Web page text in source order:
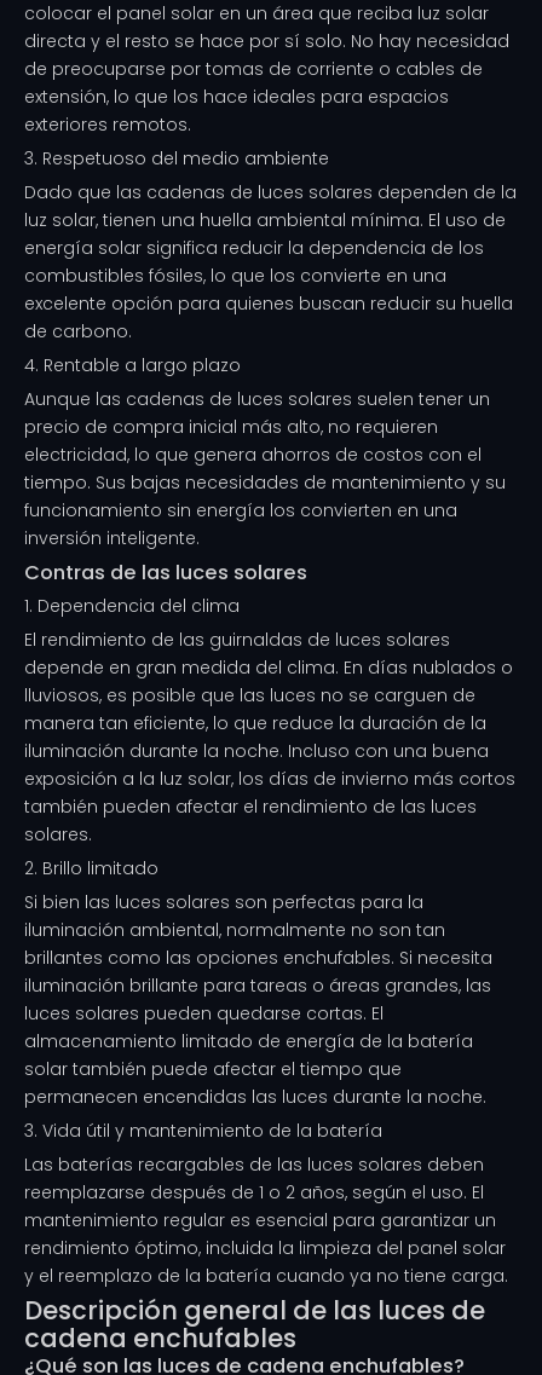
colocar el panel solar en un área que reciba luz solar
directa y el resto se hace por sí solo. No hay necesidad
de preocuparse por tomas de corriente o cables de
extensión, lo que los hace ideales para espacios
exteriores remotos.
3. Respetuoso del medio ambiente
Dado que las cadenas de luces solares dependen de la
luz solar, tienen una huella ambiental mínima. El uso de
energía solar significa reducir la dependencia de los
combustibles fósiles, lo que los convierte en una
excelente opción para quienes buscan reducir su huella
de carbono.
4. Rentable a largo plazo
Aunque las cadenas de luces solares suelen tener un
precio de compra inicial más alto, no requieren
electricidad, lo que genera ahorros de costos con el
tiempo. Sus bajas necesidades de mantenimiento y su
funcionamiento sin energía los convierten en una
inversión inteligente.
Contras de las luces solares
1. Dependencia del clima
El rendimiento de las guirnaldas de luces solares
depende en gran medida del clima. En días nublados o
lluviosos, es posible que las luces no se carguen de
manera tan eficiente, lo que reduce la duración de la
iluminación durante la noche. Incluso con una buena
exposición a la luz solar, los días de invierno más cortos
también pueden afectar el rendimiento de las luces
solares.
2. Brillo limitado
Si bien las luces solares son perfectas para la
iluminación ambiental, normalmente no son tan
brillantes como las opciones enchufables. Si necesita
iluminación brillante para tareas o áreas grandes, las
luces solares pueden quedarse cortas. El
almacenamiento limitado de energía de la batería
solar también puede afectar el tiempo que
permanecen encendidas las luces durante la noche.
3. Vida útil y mantenimiento de la batería
Las baterías recargables de las luces solares deben
reemplazarse después de 1 o 2 años, según el uso. El
mantenimiento regular es esencial para garantizar un
rendimiento óptimo, incluida la limpieza del panel solar
y el reemplazo de la batería cuando ya no tiene carga.
Descripción general de las luces de
cadena enchufables
¿Qué son las luces de cadena enchufables?